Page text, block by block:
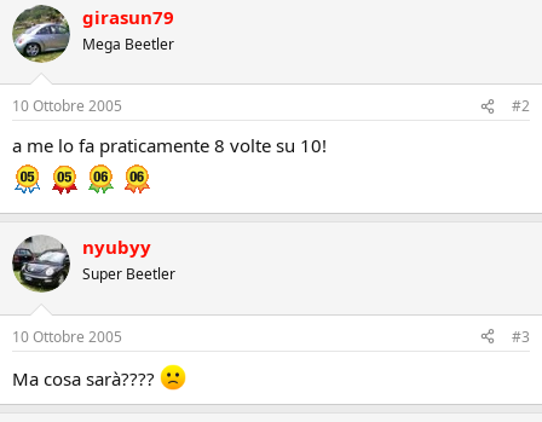
e
girasun79
Mega Beetler
10 Ottobre 2005 #2
a me lo fa praticamente 8 volte su 10!
nyubyy
Super Beetler
10 Ottobre 2005 #3
Ma cosa sarà????